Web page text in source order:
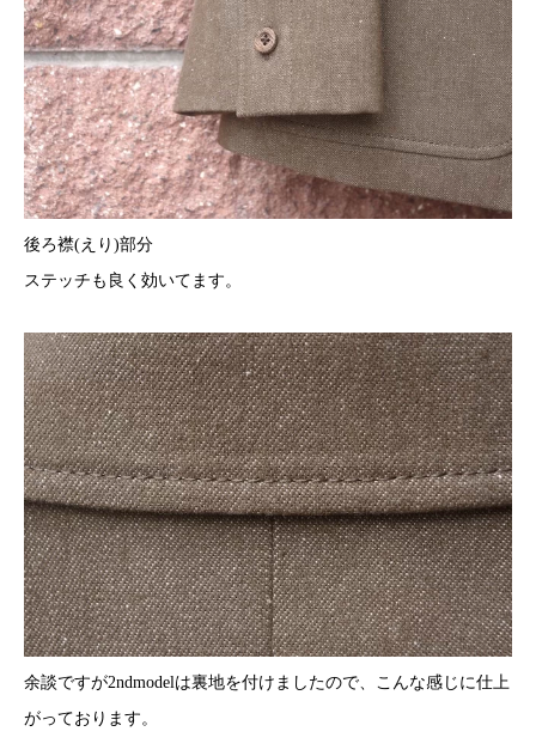
後ろ襟(えり)部分
ステッチも良く効いてます。
余談ですが2ndmodelは裏地を付けましたので、こんな感じに仕上
がっております。